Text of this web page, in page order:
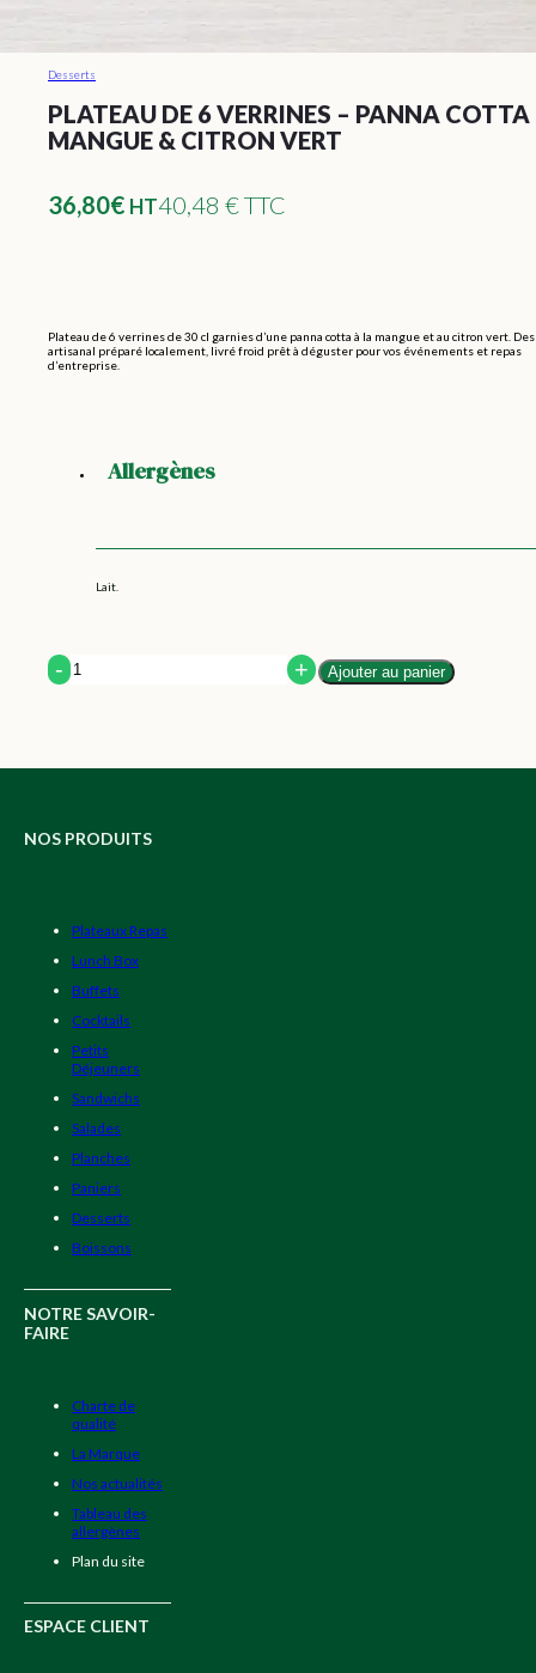
Desserts
PLATEAU DE 6 VERRINES – PANNA COTTA
MANGUE & CITRON VERT
36,80€ HT40,48 € TTC
Plateau de 6 verrines de 30 cl garnies d’une panna cotta à la mangue et au citron vert.
artisanal préparé localement, livré froid prêt à déguster pour vos événements et repas
d’entreprise.
Allergènes
Lait.
Quantity
Ajouter au panier
NOS PRODUITS
Plateaux Repas
Lunch Box
Buffets
Cocktails
Petits
Déjeuners
Sandwichs
Salades
Planches
Paniers
Desserts
Boissons
NOTRE SAVOIR-
FAIRE
Charte de
qualité
La Marque
Nos actualités
Tableau des
allergènes
Plan du site
ESPACE CLIENT